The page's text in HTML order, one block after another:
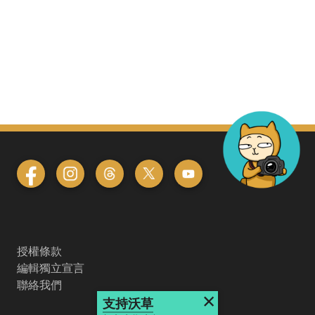
授權條款
編輯獨立宣言
聯絡我們
支持沃草 ×